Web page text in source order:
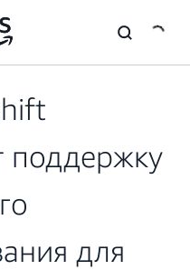
поддержку
для